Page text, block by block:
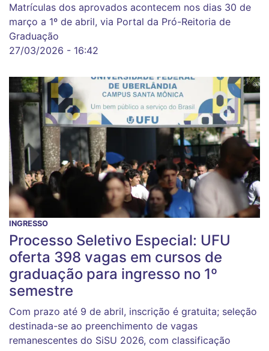
Matrículas dos aprovados acontecem nos dias 30 de
março a 1º de abril, via Portal da Pró-Reitoria de
Graduação
27/03/2026 - 16:42
INGRESSO
Processo Seletivo Especial: UFU
oferta 398 vagas em cursos de
graduação para ingresso no 1º
semestre
Com prazo até 9 de abril, inscrição é gratuita; seleção
destinada-se ao preenchimento de vagas
remanescentes do SiSU 2026, com classificação